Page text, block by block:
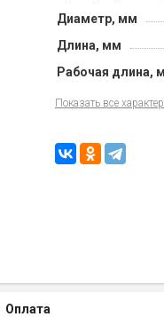
Диаметр, мм
Длина, мм
Рабочая длина,
Показать все
Оплата